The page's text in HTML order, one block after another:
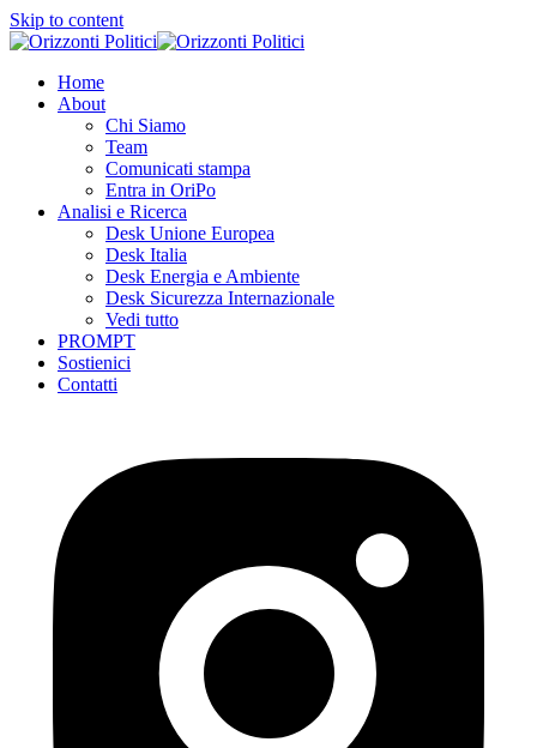
Skip to content
Home
About
Chi Siamo
Team
Comunicati stampa
Entra in OriPo
Analisi e Ricerca
Desk Unione Europea
Desk Italia
Desk Energia e Ambiente
Desk Sicurezza Internazionale
Vedi tutto
PROMPT
Sostienici
Contatti